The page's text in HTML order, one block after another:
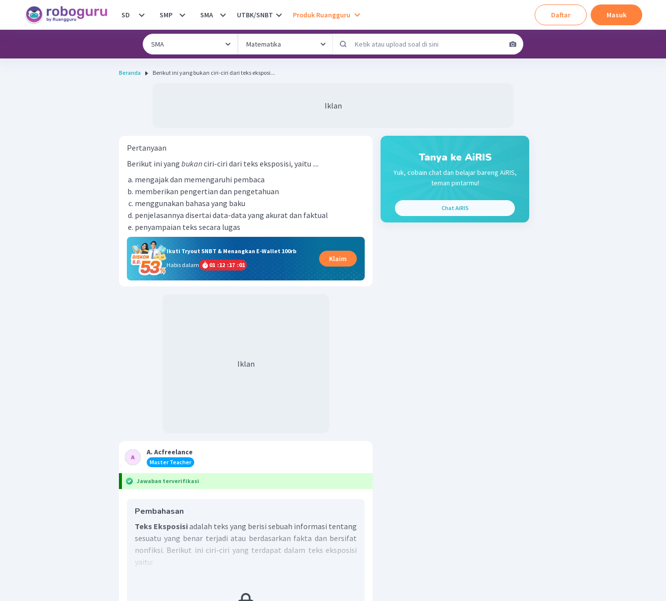
SD SMP SMA UTBK/SNBT Produk Ruangguru Daftar Masuk
Beranda Berikut ini yang bukan ciri-ciri dari teks eksposi...
Iklan
Pertanyaan
Berikut ini yang bukanciri-ciri dari teks eksposisi, yaitu ....
mengajak dan memengaruhi pembaca
memberikan pengertian dan pengetahuan
menggunakan bahasa yang baku
penjelasannya disertai data-data yang akurat dan faktual
penyampaian teks secara lugas
Ikuti Tryout SNBT & Menangkan E-Wallet 100rb
Habis dalam
01 :12 :17 :01
Klaim
Iklan
A. Acfreelance
Master Teacher
Jawaban terverifikasi
Pembahasan
Teks Eksposisiadalah teks yang berisi sebuah informasi tentang
sesuatu yang benar terjadi atau berdasarkan fakta dan bersifat
nonfiksi. Berikut ini ciri-ciri yang terdapat dalam teks eksposisi
yaitu:
Tanya ke AiRIS
Yuk, cobain chat dan belajar bareng AiRIS,
teman pintarmu!
Chat AiRIS